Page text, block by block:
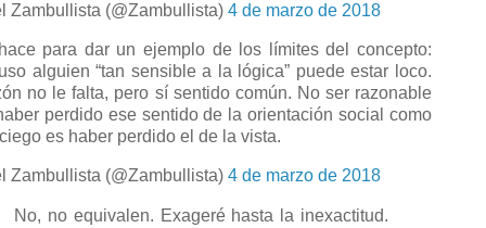
Zambullista (@Zambullista) 4 de marzo de 2018
para dar un ejemplo de los límites del concepto:
alguien “tan sensible a la lógica” puede estar loco.
no le falta, pero sí sentido común. No ser razonable
perdido ese sentido de la orientación social como
es haber perdido el de la vista.
Zambullista (@Zambullista) 4 de marzo de 2018
No, no equivalen. Exageré hasta la inexactitud.